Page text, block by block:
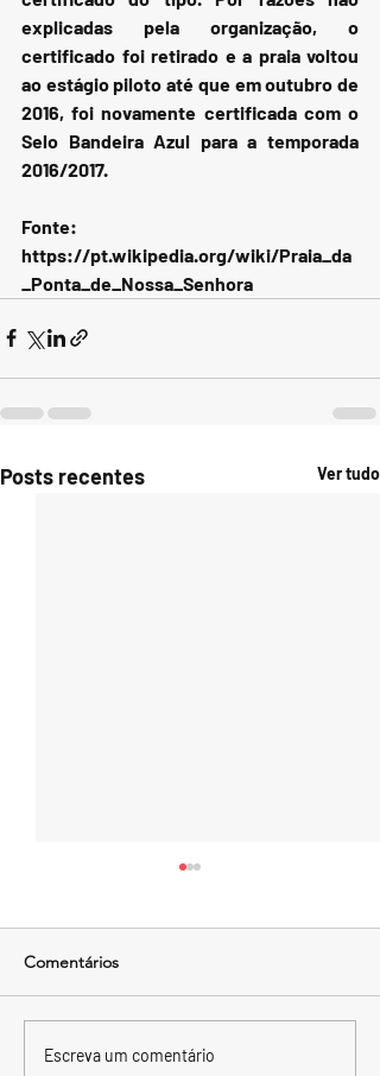
explicadas pela organização, o
certificado foi retirado e a praia voltou
ao estágio piloto até que em outubro de
2016, foi novamente certificada com o
Selo Bandeira Azul para a temporada
2016/2017.
Fonte:
https://pt.wikipedia.org/wiki/Praia_da
_Ponta_de_Nossa_Senhora
Posts recentes Ver tudo
Forte de São Diogo
Comentários
Escreva um comentário